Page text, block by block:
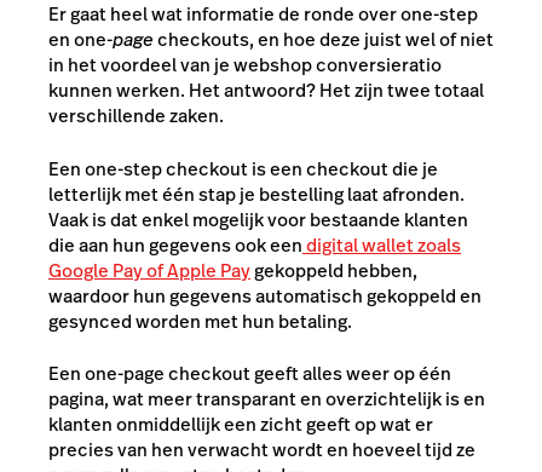
Er gaat heel wat informatie de ronde over one-step
en one-pagecheckouts, en hoe deze juist wel of niet
in het voordeel van je webshop conversieratio
kunnen werken. Het antwoord? Het zijn twee totaal
verschillende zaken.
Een one-step checkout is een checkout die je
letterlijk met één stap je bestelling laat afronden.
Vaak is dat enkel mogelijk voor bestaande klanten
die aan hun gegevens ook eendigital wallet zoals
Google Pay of Apple Paygekoppeld hebben,
waardoor hun gegevens automatisch gekoppeld en
gesynced worden met hun betaling.
Een one-page checkout geeft alles weer op één
pagina, wat meer transparant en overzichtelijk is en
klanten onmiddellijk een zicht geeft op wat er
precies van hen verwacht wordt en hoeveel tijd ze